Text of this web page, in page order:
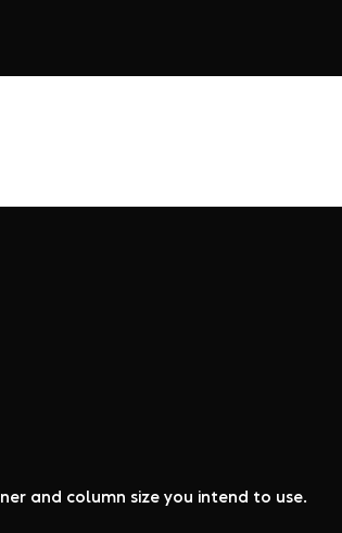
and column size you intend to use.